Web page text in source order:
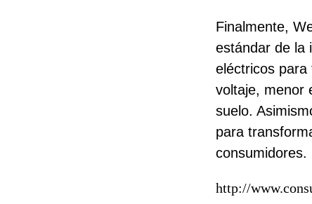
Finalmente,
estándar de la
eléctricos para
voltaje, menor
suelo.
para
consumidores.
http://